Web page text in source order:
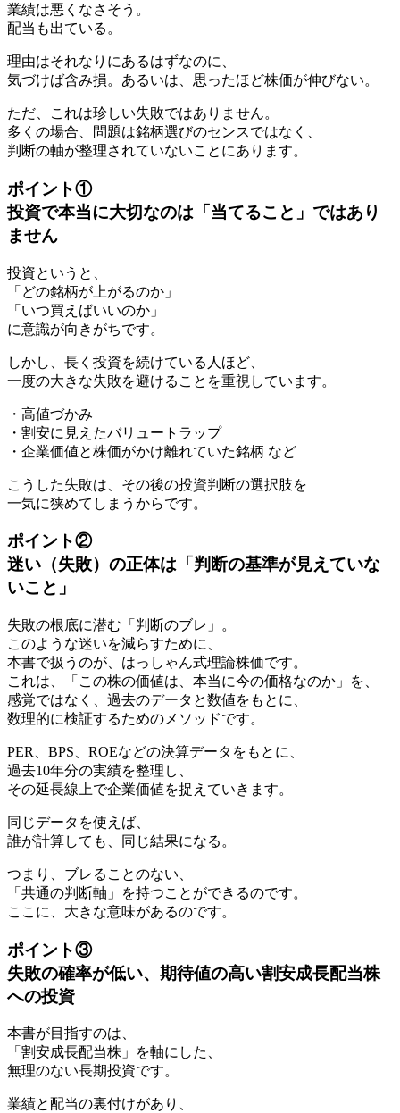
業績は悪くなさそう。
配当も出ている。
理由はそれなりにあるはずなのに、
気づけば含み損。あるいは、思ったほど株価が伸びない。
ただ、これは珍しい失敗ではありません。
多くの場合、問題は銘柄選びのセンスではなく、
判断の軸が整理されていないことにあります。
ポイント①
投資で本当に大切なのは「当てること」ではあり
ません
投資というと、
「どの銘柄が上がるのか」
「いつ買えばいいのか」
に意識が向きがちです。
しかし、長く投資を続けている人ほど、
一度の大きな失敗を避けることを重視しています。
・高値づかみ
・割安に見えたバリュートラップ
・企業価値と株価がかけ離れていた銘柄 など
こうした失敗は、その後の投資判断の選択肢を
一気に狭めてしまうからです。
ポイント②
迷い（失敗）の正体は「判断の基準が見えていな
いこと」
失敗の根底に潜む「判断のブレ」。
このような迷いを減らすために、
本書で扱うのが、はっしゃん式理論株価です。
これは、「この株の価値は、本当に今の価格なのか」を、
感覚ではなく、過去のデータと数値をもとに、
数理的に検証するためのメソッドです。
PER、BPS、ROEなどの決算データをもとに、
過去10年分の実績を整理し、
その延長線上で企業価値を捉えていきます。
同じデータを使えば、
誰が計算しても、同じ結果になる。
つまり、ブレることのない、
「共通の判断軸」を持つことができるのです。
ここに、大きな意味があるのです。
ポイント③
失敗の確率が低い、期待値の高い割安成長配当株
への投資
本書が目指すのは、
「割安成長配当株」を軸にした、
無理のない長期投資です。
業績と配当の裏付けがあり、